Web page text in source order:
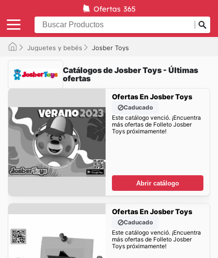
Juguetes y bebés Josber Toys
Catálogos de Josber Toys - Últimas
ofertas
Ofertas En Josber Toys
Caducado
Este catálogo venció. ¡Encuentra
más ofertas de Folleto Josber
Toys próximamente!
Abrir catálogo
Ofertas En Josber Toys
Caducado
Este catálogo venció. ¡Encuentra
más ofertas de Folleto Josber
Toys próximamente!